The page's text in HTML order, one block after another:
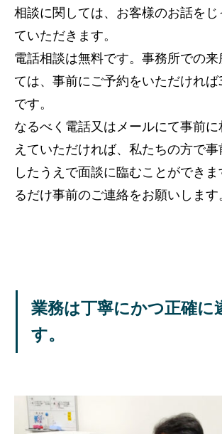
相談に関しては、お客様のお話を
ていただきます。
電話相談は無料です。事務所での
ては、事前にご予約をいただけれ
です。
なるべく電話又はメールにて事前
えていただければ、私たちの方で
したうえで面談に臨むことができま
るだけ事前のご連絡をお願いします。
業務は丁寧にかつ正確に
す。